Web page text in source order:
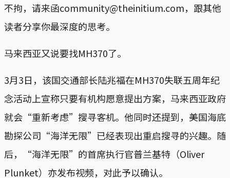
不拘，请来函community@theinitium.com，跟其他
读者分享你最深度的思考。
马来西亚又说要找MH370了。
3月3日，该国交通部长陆兆福在MH370失联五周年纪
念活动上宣称只要有机构愿意提出方案，马来西亚政府
就会“重新考虑”搜寻客机。他同时还提到，美国海底
勘探公司“海洋无限”已经表现出重启搜寻的兴趣。随
后，“海洋无限”的首席执行官普兰基特（Oliver
Plunket）亦发布视频，对此予以确认。